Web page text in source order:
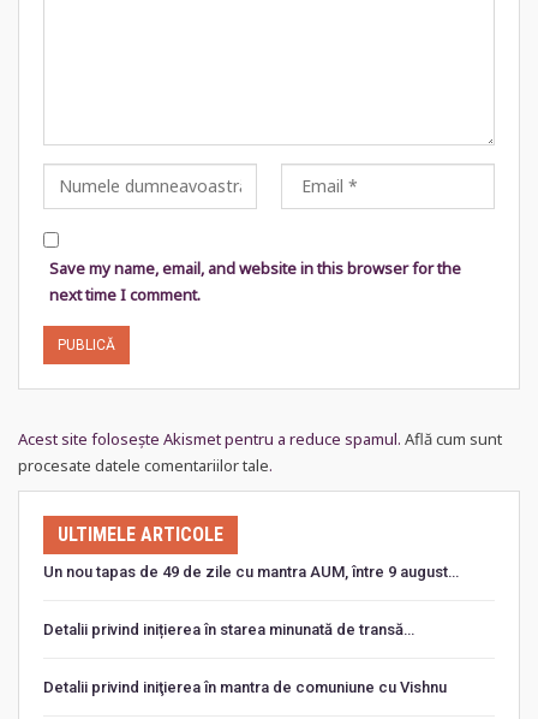
Save my name, email, and website in this browser for the
next time I comment.
Acest site folosește Akismet pentru a reduce spamul. Află cum sunt
procesate datele comentariilor tale.
ULTIMELE ARTICOLE
Un nou tapas de 49 de zile cu mantra AUM, între 9 august…
Detalii privind inițierea în starea minunată de transă…
Detalii privind iniţierea în mantra de comuniune cu Vishnu